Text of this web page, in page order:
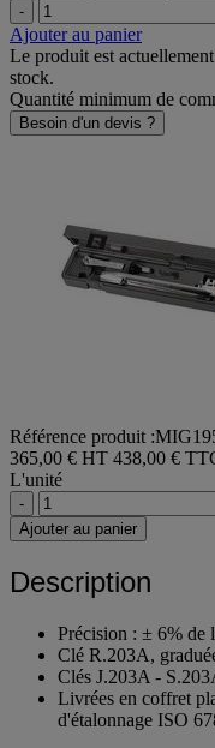
-
Ajouter au panier
Le produit est
stock.
Quantité minimum de
Besoin d'un devis ?
Référence produit
365,00 € HT 438,00 €
L'unité
-
Ajouter au panier
Description
Précision : ± 6% de
Clé R.203A,
Clés J.203A -
Livrées en coffret
d'étalonnage ISO